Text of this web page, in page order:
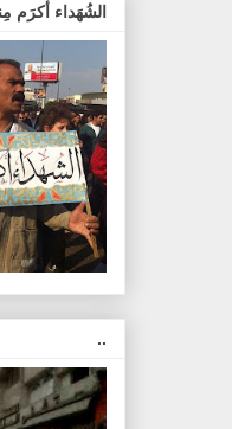
الشُهَداء أكرَم
..